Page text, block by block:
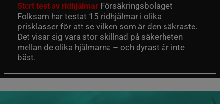
Stort test av ridhjälmar Försäkringsbolaget
Folksam har testat 15 ridhjälmar i olika
prisklasser för att se vilken som är den säkraste.
Det visar sig vara stor skillnad på säkerheten
mellan de olika hjälmarna – och dyrast är inte
bäst.